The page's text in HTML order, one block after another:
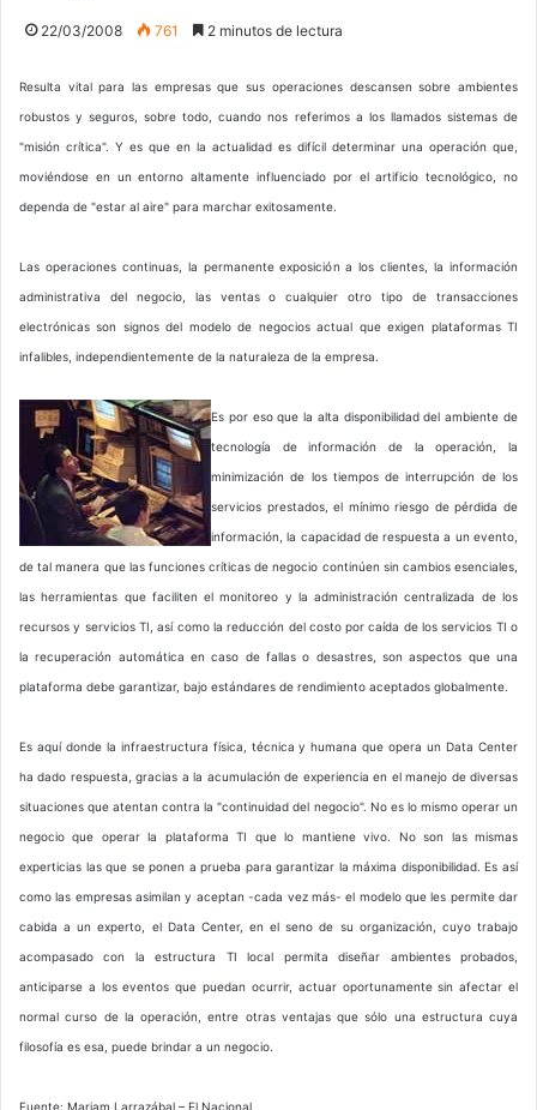
22/03/2008 761 2 minutos de lectura
Resulta vital para las empresas que sus operaciones descansen sobre ambientes
robustos y seguros, sobre todo, cuando nos referimos a los llamados sistemas de
"misión crítica". Y es que en la actualidad es difícil determinar una operación que,
moviéndose en un entorno altamente influenciado por el artificio tecnológico, no
dependa de "estar al aire" para marchar exitosamente.
Las operaciones continuas, la permanente exposición a los clientes, la información
administrativa del negocio, las ventas o cualquier otro tipo de transacciones
electrónicas son signos del modelo de negocios actual que exigen plataformas TI
infalibles, independientemente de la naturaleza de la empresa.
Es por eso que la alta disponibilidad del ambiente de
tecnología de información de la operación, la
minimización de los tiempos de interrupción de los
servicios prestados, el mínimo riesgo de pérdida de
información, la capacidad de respuesta a un evento,
de tal manera que las funciones críticas de negocio continúen sin cambios esenciales,
las herramientas que faciliten el monitoreo y la administración centralizada de los
recursos y servicios TI, así como la reducción del costo por caída de los servicios TI o
la recuperación automática en caso de fallas o desastres, son aspectos que una
plataforma debe garantizar, bajo estándares de rendimiento aceptados globalmente.
Es aquí donde la infraestructura física, técnica y humana que opera un Data Center
ha dado respuesta, gracias a la acumulación de experiencia en el manejo de diversas
situaciones que atentan contra la "continuidad del negocio". No es lo mismo operar un
negocio que operar la plataforma TI que lo mantiene vivo. No son las mismas
experticias las que se ponen a prueba para garantizar la máxima disponibilidad. Es así
como las empresas asimilan y aceptan -cada vez más- el modelo que les permite dar
cabida a un experto, el Data Center, en el seno de su organización, cuyo trabajo
acompasado con la estructura TI local permita diseñar ambientes probados,
anticiparse a los eventos que puedan ocurrir, actuar oportunamente sin afectar el
normal curso de la operación, entre otras ventajas que sólo una estructura cuya
filosofía es esa, puede brindar a un negocio.
Fuente: Mariam Larrazábal – El Nacional